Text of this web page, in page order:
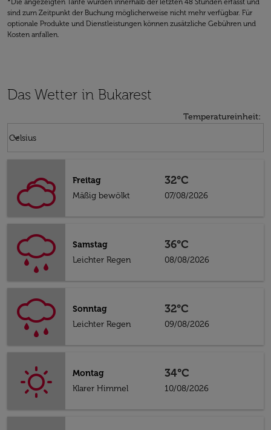
*Die angezeigten Tarife wurden innerhalb der letzten 48 Stunden erfasst und
sind zum Zeitpunkt der Buchung möglicherweise nicht mehr verfügbar. Für
optionale Produkte und Dienstleistungen können zusätzliche Gebühren und
Kosten anfallen.
Das Wetter in Bukarest
Temperatureinheit:
Celsius
keyboard_arrow_down
Freitag
Mäßig bewölkt
32°C
07/08/2026
Samstag
Leichter Regen
36°C
08/08/2026
Sonntag
Leichter Regen
32°C
09/08/2026
Montag
Klarer Himmel
34°C
10/08/2026